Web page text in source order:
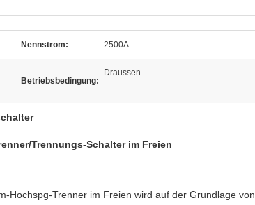
Nennstrom: 2500A
Betriebsbedingung:
Draussen
Trennungs-Schalter im Freien
Hochspg-Trenner im Freien wird auf der Grundlage von